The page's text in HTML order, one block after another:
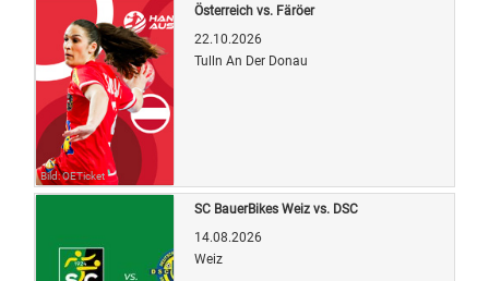
Bild: OETicket
Österreich vs. Färöer
22.10.2026
Tulln An Der Donau
SC BauerBikes Weiz vs. DSC
14.08.2026
Weiz